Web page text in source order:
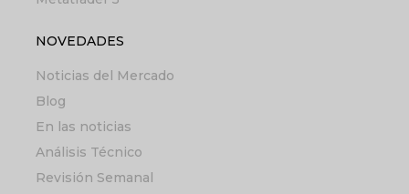
NOVEDADES
Noticias del Mercado
Blog
En las noticias
Análisis Técnico
Revisión Semanal